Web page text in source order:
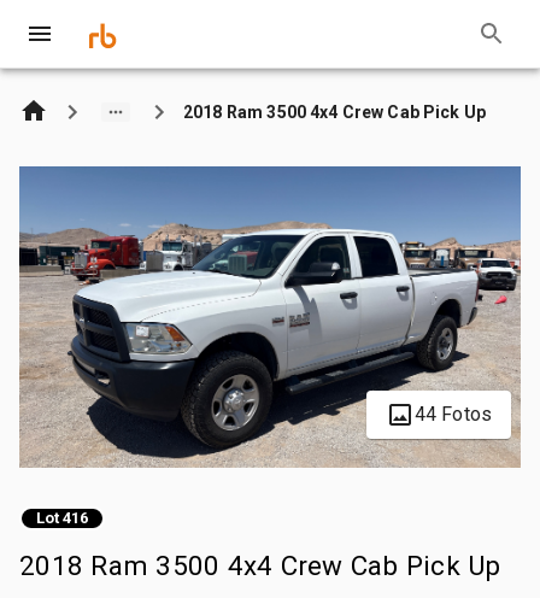
2018 Ram 3500 4x4 Crew Cab Pick Up
44 Fotos
Lot 416
2018 Ram 3500 4x4 Crew Cab Pick Up